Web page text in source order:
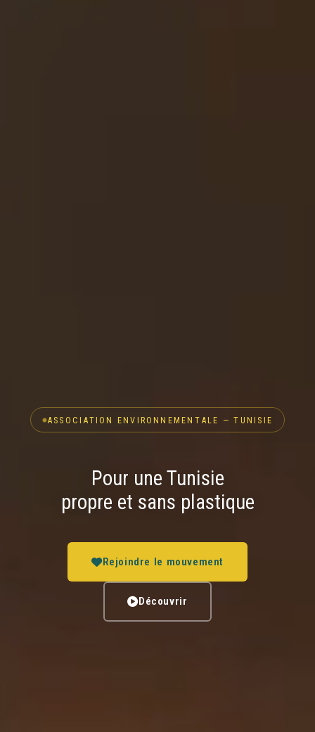
ASSOCIATION ENVIRONNEMENTALE — TUNISIE
Pour une Tunisie
propre et sans plastique
Rejoindre le mouvement
Découvrir